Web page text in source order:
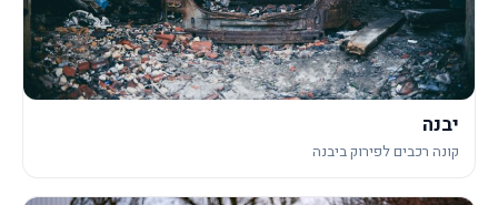
יבנה
קונה רכבים לפירוק ביבנה